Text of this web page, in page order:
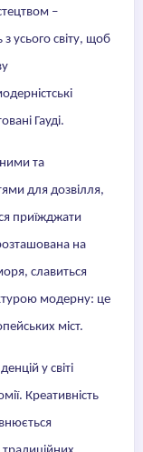
–
усього світу, щоб
Гауді.
та
для дозвілля,
приїжджати
на
славиться
модерну: це
міст.
у світі
Креативність